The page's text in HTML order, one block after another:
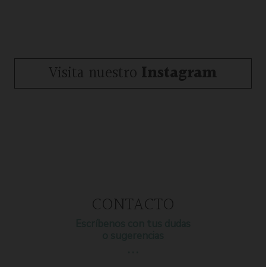
Visita nuestro Instagram
CONTACTO